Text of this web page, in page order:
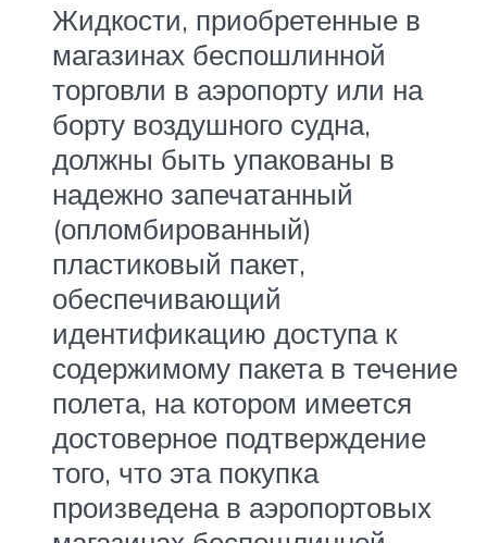
Жидкости, приобретенные в
магазинах беспошлинной
торговли в аэропорту или на
борту воздушного судна,
должны быть упакованы в
надежно запечатанный
(опломбированный)
пластиковый пакет,
обеспечивающий
идентификацию доступа к
содержимому пакета в течение
полета, на котором имеется
достоверное подтверждение
того, что эта покупка
произведена в аэропортовых